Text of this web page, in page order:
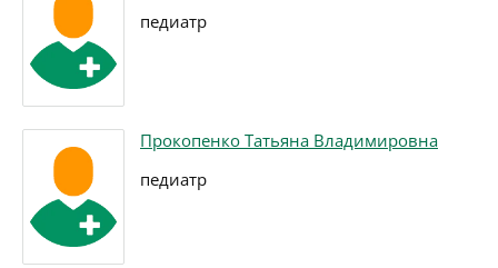
педиатр
Прокопенко Татьяна Владимировна
педиатр